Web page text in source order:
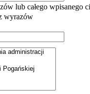
lub całego wpisanego
wyrazów